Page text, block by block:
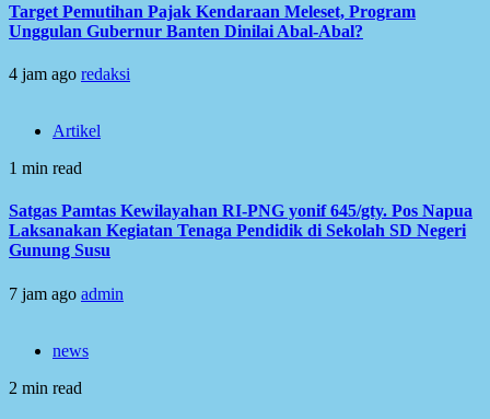
Target Pemutihan Pajak Kendaraan Meleset, Program
Unggulan Gubernur Banten Dinilai Abal-Abal?
4 jam ago redaksi
Artikel
1 min read
Satgas Pamtas Kewilayahan RI-PNG yonif 645/gty. Pos Napua
Laksanakan Kegiatan Tenaga Pendidik di Sekolah SD Negeri
Gunung Susu
7 jam ago admin
news
2 min read